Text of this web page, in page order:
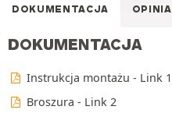
DOKUMENTACJA OPINIA
DOKUMENTACJA
Instrukcja montażu - Link 1
Broszura - Link 2